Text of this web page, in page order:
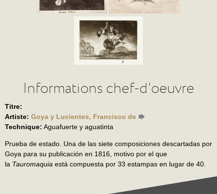
Informations chef-d'oeuvre
Titre:
Artiste: Goya y Lucientes, Francisco de
Technique: Aguafuerte y aguatinta
Prueba de estado. Una de las siete composiciones descartadas por
Goya para su publicación en 1816, motivo por el que
la Tauromaquia está compuesta por 33 estampas en lugar de 40.